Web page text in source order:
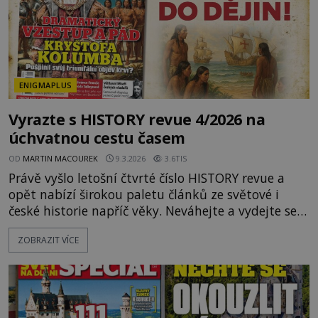
ENIGMAPLUS
Vyrazte s HISTORY revue 4/2026 na
úchvatnou cestu časem
OD MARTIN MACOUREK 9.3.2026 3.6TIS
Právě vyšlo letošní čtvrté číslo HISTORY revue a
opět nabízí širokou paletu článků ze světové i
české historie napříč věky. Neváhejte a vydejte se s
námi na úžasnou cestu časem! V hlavním Tématu
čísla vyplouváme se slavným Kryštofem Kolumbem
Kolumbus musel nejdříve mocné vládce přesvědčit,
že jeho cesta západním směrem do Asie má vůbec
smysl, a to
ZOBRAZIT VÍCE